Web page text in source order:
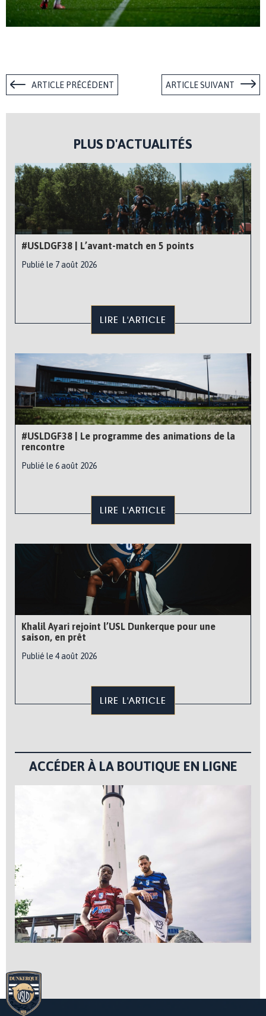
ARTICLE PRÉCÉDENT ARTICLE SUIVANT
PLUS D'ACTUALITÉS
#USLDGF38 | L’avant-match en 5 points
Publié le 7 août 2026
LIRE L'ARTICLE
#USLDGF38 | Le programme des animations de la
rencontre
Publié le 6 août 2026
LIRE L'ARTICLE
Khalil Ayari rejoint l’USL Dunkerque pour une
saison, en prêt
Publié le 4 août 2026
LIRE L'ARTICLE
ACCÉDER À LA BOUTIQUE EN LIGNE